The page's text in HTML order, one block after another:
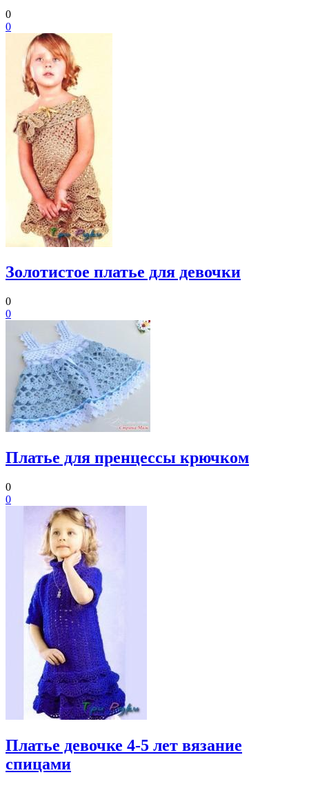
0
0
Золотистое платье для девочки
0
0
Платье для пренцессы крючком
0
0
Платье девочке 4-5 лет вязание
спицами